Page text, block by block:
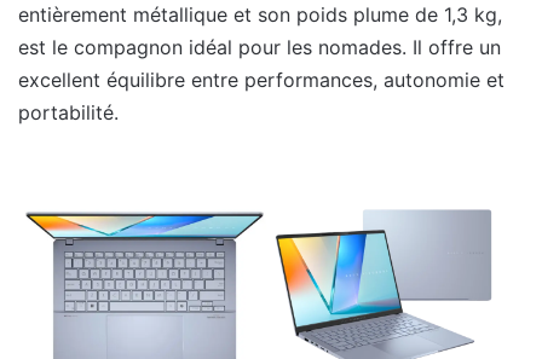
entièrement métallique et son poids plume de 1,3 kg,
est le compagnon idéal pour les nomades. Il offre un
excellent équilibre entre performances, autonomie et
portabilité.